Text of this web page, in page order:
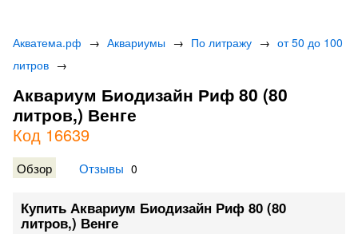
Акватема.рф → Аквариумы → По литражу → от 50 до 100
литров →
Аквариум Биодизайн Риф 80 (80
литров,) Венге
Код 16639
Обзор Отзывы 0
Купить Аквариум Биодизайн Риф 80 (80
литров,) Венге